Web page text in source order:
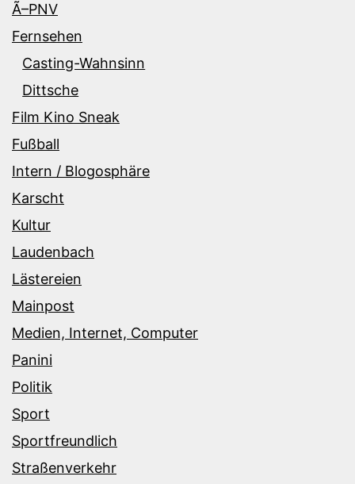
Ã–PNV
Fernsehen
Casting-Wahnsinn
Dittsche
Film Kino Sneak
Fußball
Intern / Blogosphäre
Karscht
Kultur
Laudenbach
Lästereien
Mainpost
Medien, Internet, Computer
Panini
Politik
Sport
Sportfreundlich
Straßenverkehr